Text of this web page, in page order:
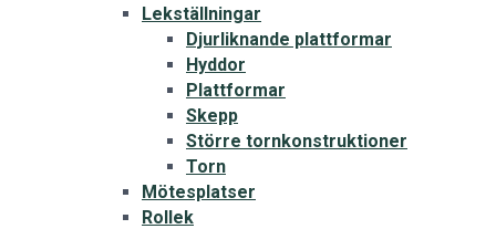
Lekställningar
Djurliknande plattformar
Hyddor
Plattformar
Skepp
Större tornkonstruktioner
Torn
Mötesplatser
Rollek